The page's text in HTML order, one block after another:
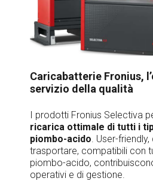
Caricabatterie Fronius,
servizio della qualità
I prodotti Fronius Selectiva
ricarica ottimale di tutti i
piombo-acido. User-
trasportare, compatibili con
piombo-acido,
operativi e di gestione.